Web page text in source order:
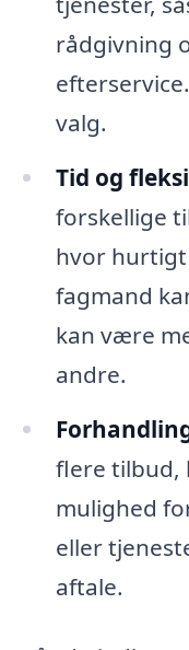
rådgivning
valg.
Tid og
forskellige
hvor
fagmand
kan være
andre.
flere tilbud,
mulighed
eller
aftale.